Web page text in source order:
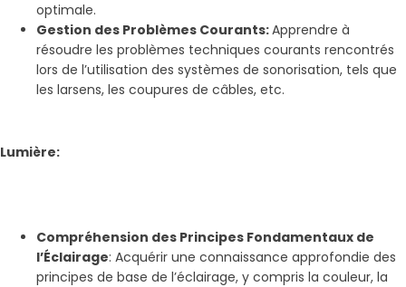
optimale.
Gestion des Problèmes Courants:Apprendre à
résoudre les problèmes techniques courants rencontrés
lors de l’utilisation des systèmes de sonorisation, tels que
les larsens, les coupures de câbles, etc.
Lumière:
Compréhension des Principes Fondamentaux de
l’Éclairage: Acquérir une connaissance approfondie des
principes de base de l’éclairage, y compris la couleur, la